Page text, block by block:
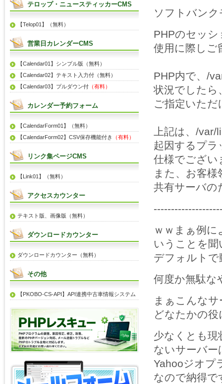
ソフトバン
PHPのセッ
使用に際しご
PHP内で、/
状況でしたら
ご指定いた
上記は、/var/
起因するプラ
仕様でござい
また、お客
共有サーバの
ｗｗまぁ例
いうことを
デフォルト
何度か無駄な
まぁこんな
どなたかの
少なくとも
ないサーバー
Yahooジオプ
なので納得で
テロップ・ニュースティッカーCMS
【Telop01】（無料）
営業日カレンダーCMS
【Calendar01】シンプル版（無料）
【Calendar02】テキスト入力付（無料）
【Calendar03】プルダウン付 （有料）
カレンダー予約フォーム
【CalendarForm01】（無料）
【CalendarForm02】CSV保存機能付き
（有料）
リンク集ページCMS
【Link01】（無料）
アクセスカウンター
テキスト版、画像版（無料）
ダウンロードカウンター
ダウンロードカウンター（無料）
その他
【PKOBO-CS-API】API連携中古車情報システム